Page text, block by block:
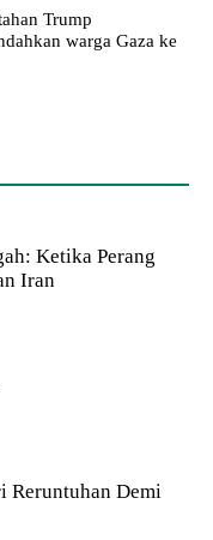
Trump
warga Gaza ke
Ketika Perang
Iran
Reruntuhan Demi